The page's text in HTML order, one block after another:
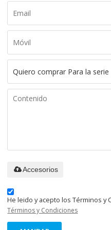
Accesorios
He leido y acepto los Términos y
Términos y Condiciones